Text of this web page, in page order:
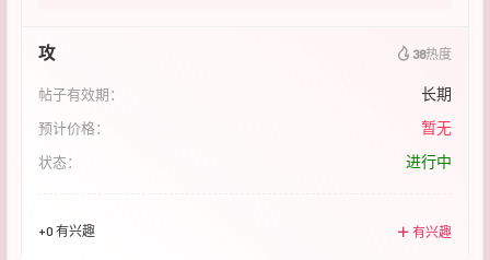
攻 38热度
帖子有效期： 长期
预计价格： 暂无
状态： 进行中
+0 有兴趣 有兴趣